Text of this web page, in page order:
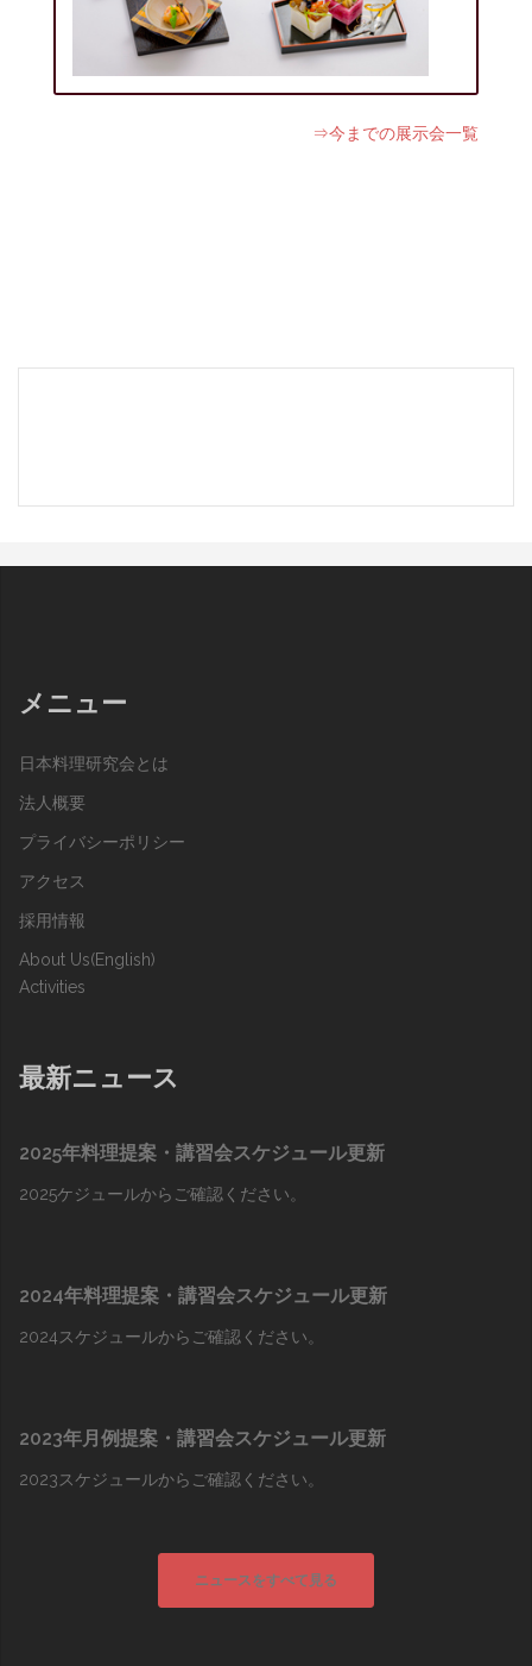
⇒今までの展示会一覧
メニュー
日本料理研究会とは
法人概要
プライバシーポリシー
アクセス
採用情報
About Us(English)
Activities
最新ニュース
2025年料理提案・講習会スケジュール更新
2025ケジュールからご確認ください。
2024年料理提案・講習会スケジュール更新
2024スケジュールからご確認ください。
2023年月例提案・講習会スケジュール更新
2023スケジュールからご確認ください。
ニュースをすべて見る